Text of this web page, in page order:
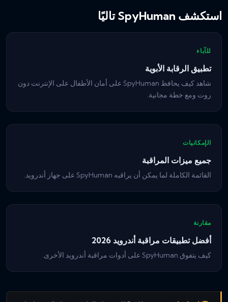
استكشف SpyHuman تاليًا
للآباء
تطبيق الرقابة الأبوية
شاهد كيف يحافظ SpyHuman على أمان الأطفال على الإنترنت دون
روت ومع خطة مجانية.
الإمكانيات
جميع ميزات المراقبة
القائمة الكاملة لما يمكن أن يراقبه SpyHuman على جهاز أندرويد.
مقارنة
أفضل تطبيقات مراقبة أندرويد 2026
كيف يتفوق SpyHuman على أدوات مراقبة أندرويد الأخرى.